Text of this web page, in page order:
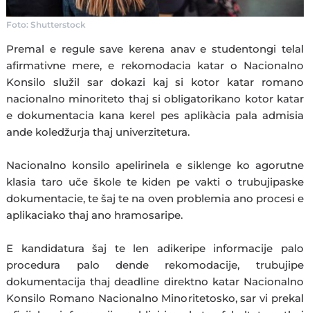
Foto: Shutterstock
Premal e regule save kerena anav e studentongi telal
afirmativne mere, e rekomodacia katar o Nacionalno
Konsilo služil sar dokazi kaj si kotor katar romano
nacionalno minoriteto thaj si obligatorikano kotor katar
e dokumentacia kana kerel pes aplikàcia pala admisia
ande koledžurja thaj univerzitetura.
Nacionalno konsilo apelirinela e siklenge ko agorutne
klasia taro uče škole te kiden pe vakti o trubujipaske
dokumentacie, te šaj te na oven problemia ano procesi e
aplikaciako thaj ano hramosaripe.
E kandidatura šaj te len adikeripe informacije palo
procedura palo dende rekomodacije, trubujipe
dokumentacija thaj deadline direktno katar Nacionalno
Konsilo Romano Nacionalno Minoritetosko, sar vi prekal